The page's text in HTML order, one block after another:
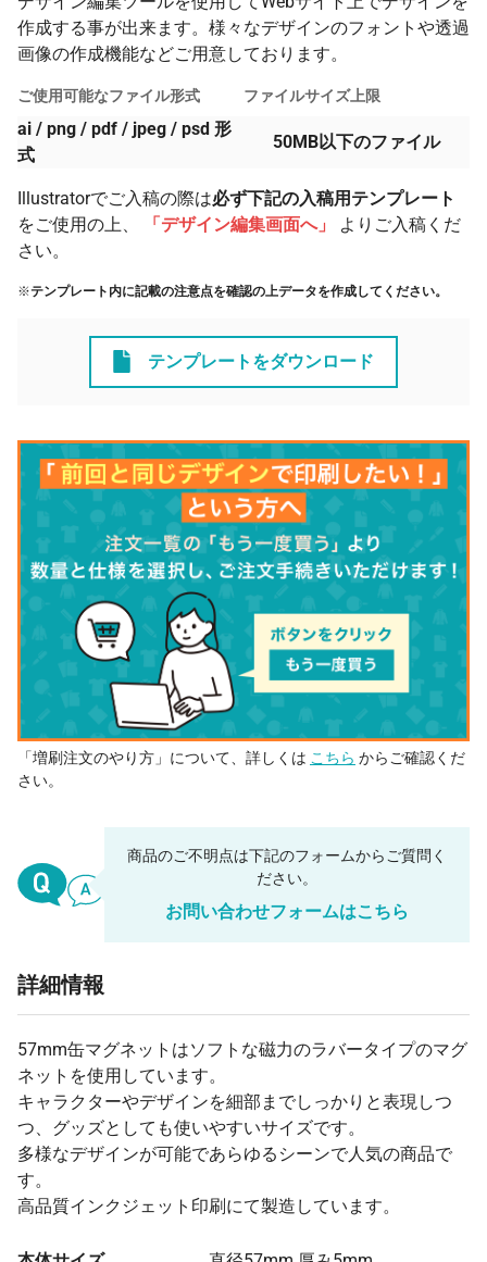
作成する事が出来ます。様々なデザインのフォントや透過
画像の作成機能などご用意しております。
ご使用可能なファイル形式
ai / png / pdf / jpeg / psd 形
式
ファイルサイズ上限
50MB以下のファイル
Illustratorでご入稿の際は必ず下記の入稿用テンプレート
をご使用の上、
「デザイン編集画面へ」
よりご入稿くだ
さい。
※テンプレート内に記載の注意点を確認の上データを作成してください。
テンプレートをダウンロード
「増刷注文のやり方」について、詳しくは こちら からご確認くだ
さい。
商品のご不明点は下記のフォームからご質問く
ださい。
お問い合わせフォームはこちら
詳細情報
57mm缶マグネットはソフトな磁力のラバータイプのマグ
ネットを使用しています。
キャラクターやデザインを細部までしっかりと表現しつ
つ、グッズとしても使いやすいサイズです。
多様なデザインが可能であらゆるシーンで人気の商品で
す。
高品質インクジェット印刷にて製造しています。